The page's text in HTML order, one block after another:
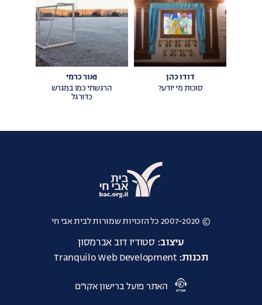
דודו כהן
סוכות מי יודע?
נאור כרמי
הרגשתי כמו במגרש
כדורגל
אבי
חי
© 2007-2020 כל הזכויות שמורות לבית אבי חי
עיצוב: סטודיו דוב אברמסון
תכנות: Tranquilo Web Development
אתרהאתר פועל ברישון אקו״ם